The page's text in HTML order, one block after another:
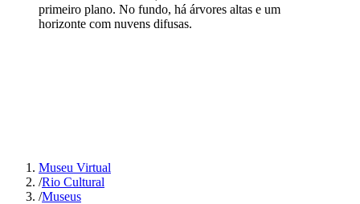
primeiro plano. No fundo, há árvores altas e um
horizonte com nuvens difusas.
Museu Virtual
/Rio Cultural
/Museus